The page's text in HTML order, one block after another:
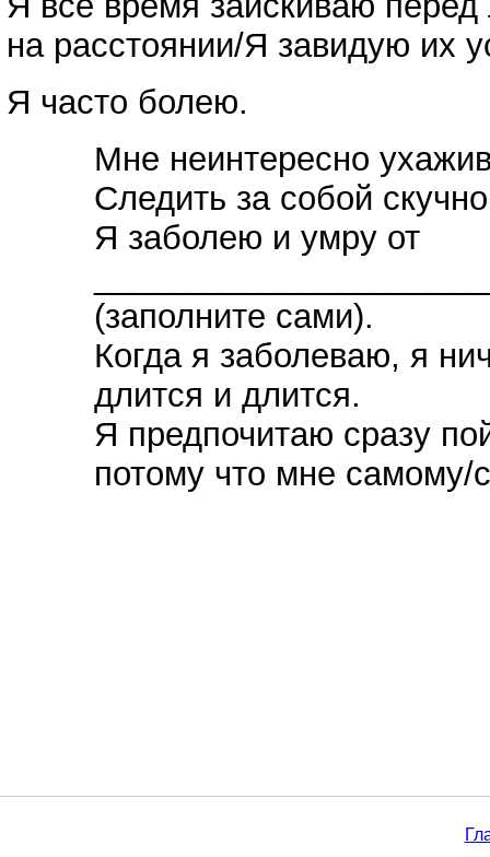
на расстоянии/Я завидую их
Я часто болею.
Мне неинтересно
Следить за собой
Я заболею и умру от
(заполните сами).
Когда я заболеваю, я
длится и длится.
Я предпочитаю сразу
потому что мне самому/